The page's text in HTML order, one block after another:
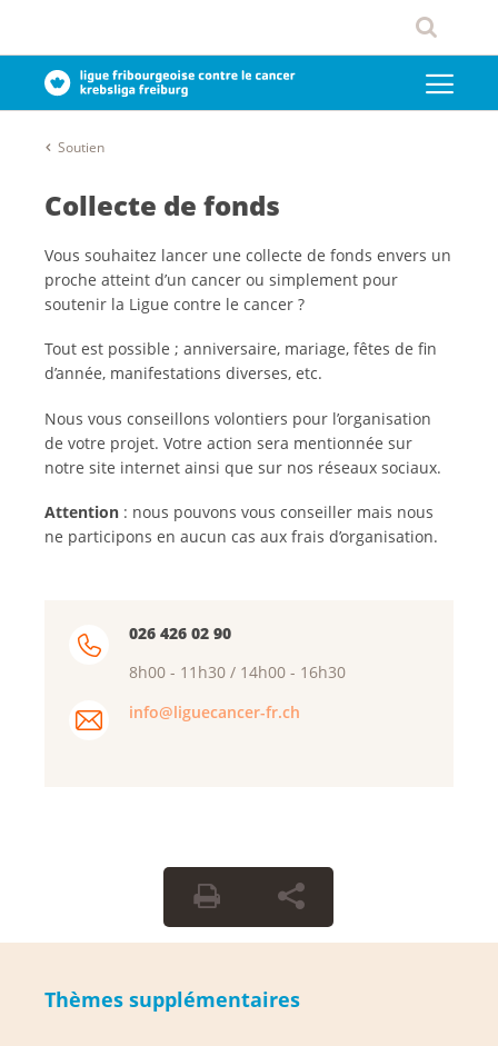
Soutien
Collecte de fonds
Vous souhaitez lancer une collecte de fonds envers un
proche atteint d’un cancer ou simplement pour
soutenir la Ligue contre le cancer ?
Tout est possible ; anniversaire, mariage, fêtes de fin
d’année, manifestations diverses, etc.
Nous vous conseillons volontiers pour l’organisation
de votre projet. Votre action sera mentionnée sur
notre site internet ainsi que sur nos réseaux sociaux.
Attention : nous pouvons vous conseiller mais nous
ne participons en aucun cas aux frais d’organisation.
026 426 02 90
8h00 - 11h30 / 14h00 - 16h30
info@liguecancer-fr.ch
Thèmes supplémentaires